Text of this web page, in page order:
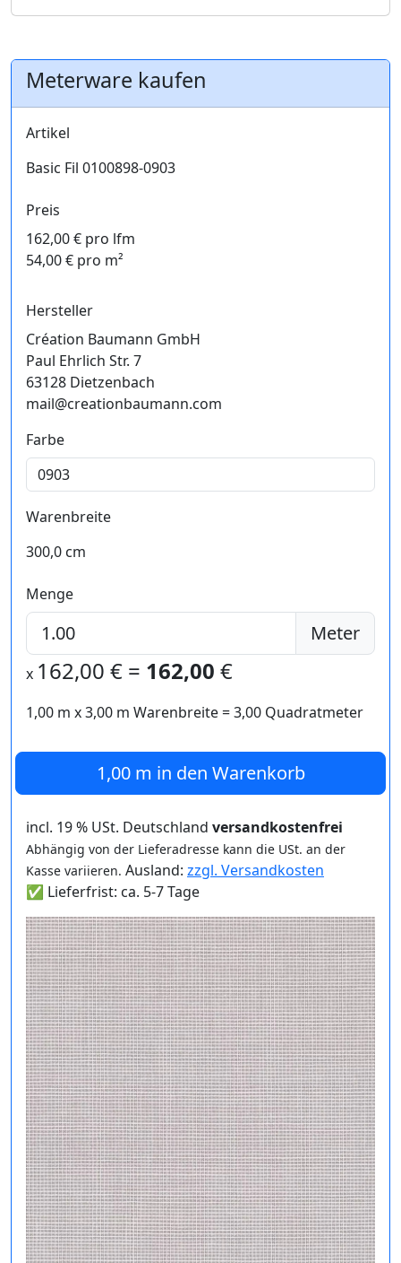
Meterware kaufen
Artikel
Basic Fil 0100898-0903
Preis
162,00 € pro lfm
54,00 € pro m²
Hersteller
Création Baumann GmbH
Paul Ehrlich Str. 7
63128 Dietzenbach
mail@creationbaumann.com
Farbe
Warenbreite
300,0 cm
Menge
Meter
x 162,00 € = 162,00 €
1,00 m x3,00 m Warenbreite =3,00 Quadratmeter
1,00 m in den Warenkorb
incl. 19 % USt. Deutschland versandkostenfrei
Abhängig von der Lieferadresse kann die USt. an der
Kasse variieren. Ausland: zzgl. Versandkosten
✅ Lieferfrist: ca. 5-7 Tage